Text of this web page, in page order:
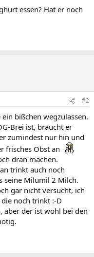
essen? Hat er noch
#2
bißchen wegzulassen.
Brei ist, braucht er
zumindest nur hin und
frisches Obst an
dran machen.
trinkt auch noch
seine Milumil 2 Milch.
gar nicht versucht, ich
noch trinkt :-D
aber der ist wohl bei den